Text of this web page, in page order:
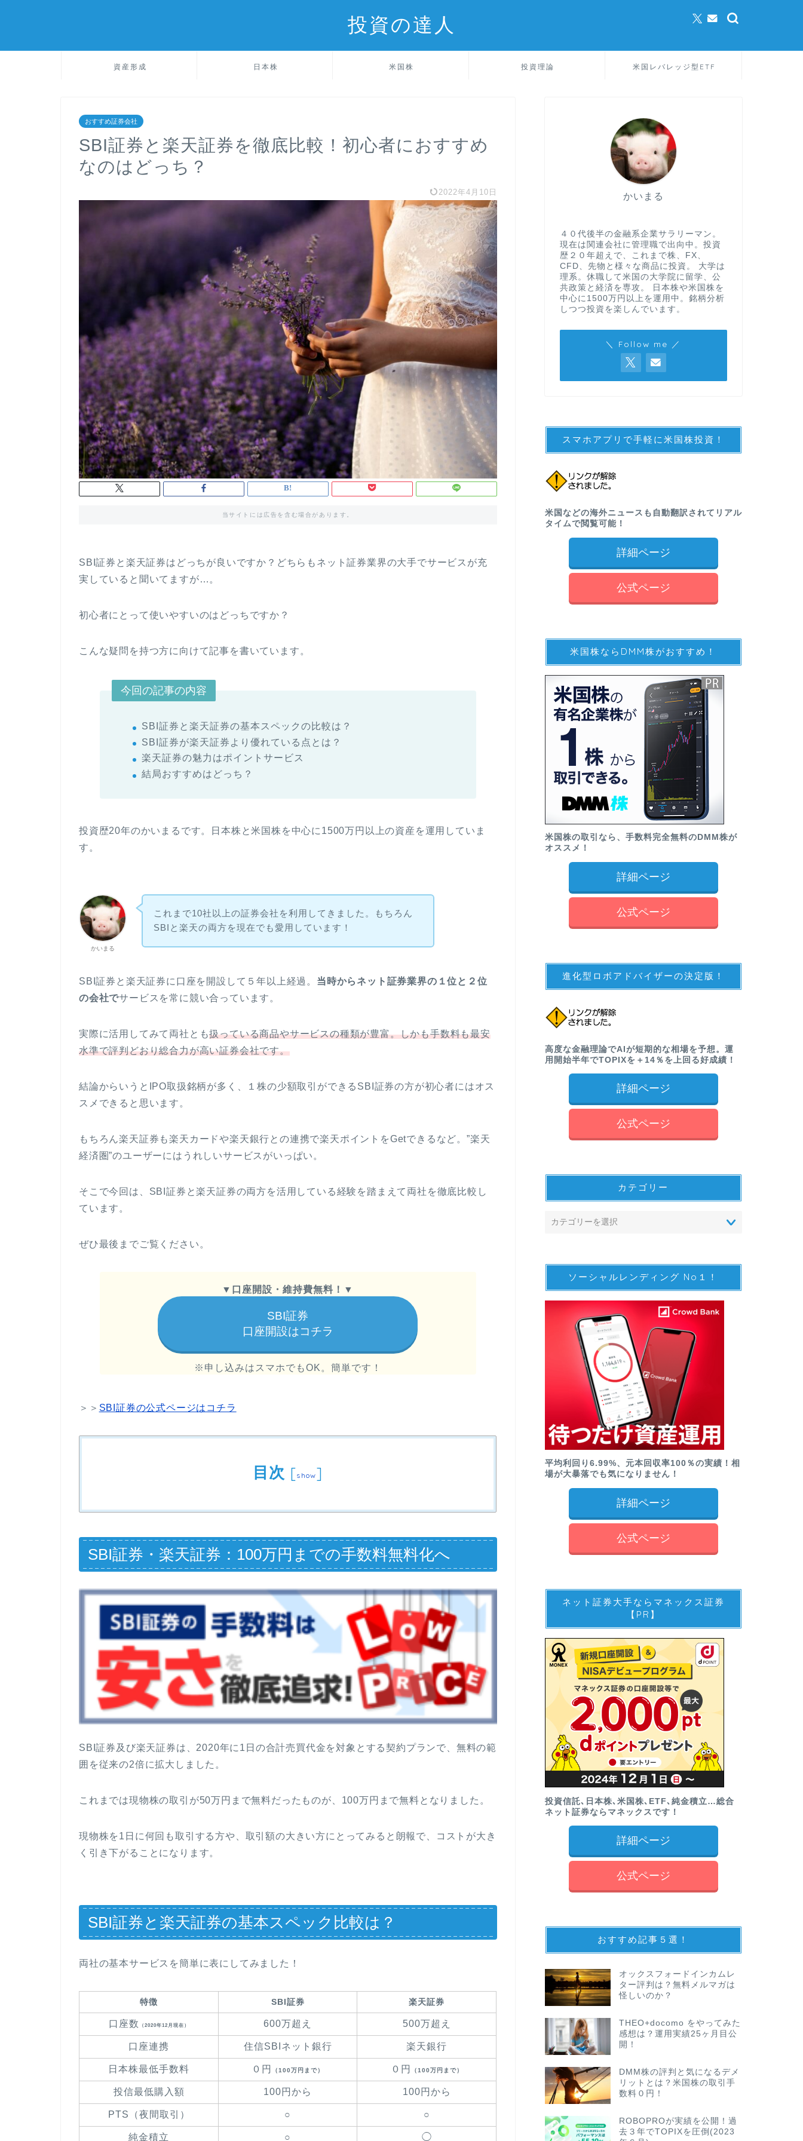
投資の達人
資産形成 日本株 米国株 投資理論 米国レバレッジ型ETF
おすすめ証券会社
SBI証券と楽天証券を徹底比較！初心者におすすめ
なのはどっち？
2022年4月10日
当サイトには広告を含む場合があります。
SBI証券と楽天証券はどっちが良いですか？どちらもネット証券業界の大手でサービスが充
実していると聞いてますが…。
初心者にとって使いやすいのはどっちですか？
こんな疑問を持つ方に向けて記事を書いています。
今回の記事の内容
SBI証券と楽天証券の基本スペックの比較は？
SBI証券が楽天証券より優れている点とは？
楽天証券の魅力はポイントサービス
結局おすすめはどっち？
投資歴20年のかいまるです。日本株と米国株を中心に1500万円以上の資産を運用していま
す。
かいまる
これまで10社以上の証券会社を利用してきました。もちろん
SBIと楽天の両方を現在でも愛用しています！
SBI証券と楽天証券に口座を開設して５年以上経過。 当時からネット証券業界の１位と２位
の会社でサービスを常に競い合っています。
実際に活用してみて両社とも扱っている商品やサービスの種類が豊富。しかも手数料も最安
水準で評判どおり総合力が高い証券会社です。
結論からいうとIPO取扱銘柄が多く、１株の少額取引ができるSBI証券の方が初心者にはオス
スメできると思います。
もちろん楽天証券も楽天カードや楽天銀行との連携で楽天ポイントをGetできるなど。”楽天
経済圏”のユーザーにはうれしいサービスがいっぱい。
そこで今回は、SBI証券と楽天証券の両方を活用している経験を踏まえて両社を徹底比較し
ています。
ぜひ最後までご覧ください。
▼ 口座開設・維持費無料！ ▼
SBI証券
口座開設はコチラ
※申し込みはスマホでもOK。簡単です！
＞＞ SBI証券の公式ページはコチラ
目次 [show]
SBI証券・楽天証券：100万円までの手数料無料化へ
SBI証券及び楽天証券は、2020年に1日の合計売買代金を対象とする契約プランで、無料の範
囲を従来の2倍に拡大しました。
これまでは現物株の取引が50万円まで無料だったものが、100万円まで無料となりました。
現物株を1日に何回も取引する方や、取引額の大きい方にとってみると朗報で、コストが大き
く引き下がることになります。
SBI証券と楽天証券の基本スペック比較は？
両社の基本サービスを簡単に表にしてみました！
特徴 SBI証券 楽天証券
口座数 （2020年12月現在） 600万超え 500万超え
口座連携 住信SBIネット銀行 楽天銀行
日本株最低手数料 ０円 （100万円まで） ０円 （100万円まで）
投信最低購入額 100円から 100円から
PTS（夜間取引） ○ ○
純金積立 ○ ◯
かいまる
４０代後半の金融系企業サラリーマン。
現在は関連会社に管理職で出向中。投資
歴２０年超えで、これまで株、FX、
CFD、先物と様々な商品に投資。 大学は
理系。休職して米国の大学院に留学、公
共政策と経済を専攻。 日本株や米国株を
中心に1500万円以上を運用中。銘柄分析
しつつ投資を楽しんでいます。
＼ Follow me ／
スマホアプリで手軽に米国株投資！
米国などの海外ニュースも自動翻訳されてリアル
タイムで閲覧可能！
詳細ページ
公式ページ
米国株ならDMM株がおすすめ！
米国株の取引なら、手数料完全無料のDMM株が
オススメ！
詳細ページ
公式ページ
進化型ロボアドバイザーの決定版！
高度な金融理論でAIが短期的な相場を予想。運
用開始半年でTOPIXを＋14％を上回る好成績！
詳細ページ
公式ページ
カテゴリー
ソーシャルレンディング No１！
平均利回り6.99%、元本回収率100％の実績！相
場が大暴落でも気になりません！
詳細ページ
公式ページ
ネット証券大手ならマネックス証券
【PR】
投資信託､日本株､米国株､ETF､純金積立…総合
ネット証券ならマネックスです！
詳細ページ
公式ページ
おすすめ記事５選！
オックスフォードインカムレ
ター評判は？無料メルマガは
怪しいのか？
THEO+docomo をやってみた
感想は？運用実績25ヶ月目公
開！
DMM株の評判と気になるデメ
リットとは？米国株の取引手
数料０円！
ROBOPROが実績を公開！過
去３年でTOPIXを圧倒(2023